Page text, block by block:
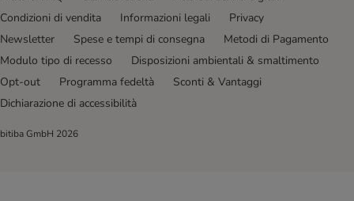
Condizioni di vendita
Informazioni legali
Privacy
Newsletter
Spese e tempi di consegna
Metodi di Pagamento
Modulo tipo di recesso
Disposizioni ambientali & smaltimento
Opt-out
Programma fedeltà
Sconti & Vantaggi
Dichiarazione di accessibilità
bitiba GmbH 2026